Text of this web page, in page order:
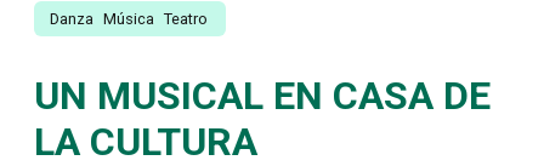
Danza Música Teatro
UN MUSICAL EN CASA DE
LA CULTURA